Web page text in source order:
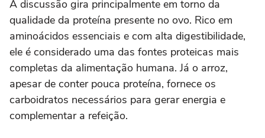
A discussão gira principalmente em torno da
qualidade da proteína presente no ovo. Rico em
aminoácidos essenciais e com alta digestibilidade,
ele é considerado uma das fontes proteicas mais
completas da alimentação humana. Já o arroz,
apesar de conter pouca proteína, fornece os
carboidratos necessários para gerar energia e
complementar a refeição.